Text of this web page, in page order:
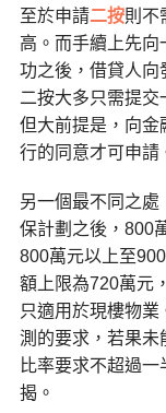
至於申請二按則不
高。而手續上先
功之後，借貸人向
二按大多只需提交
但大前提是，向金
行的同意才可申請
另一個最不同之
保計劃之後，800
800萬元以上至
額上限為720萬元
只適用於現樓物
測的要求，若果未
比率要求不超過
揭。